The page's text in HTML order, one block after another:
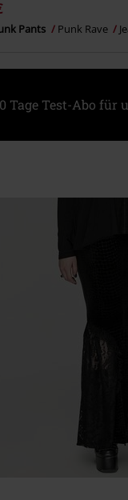
Pants Punk Rave
Tage Test-Abo für